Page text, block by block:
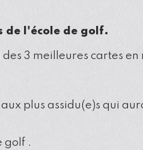
de l'école de golf.
3 meilleures cartes
plus assidu(e)s qui
golf .